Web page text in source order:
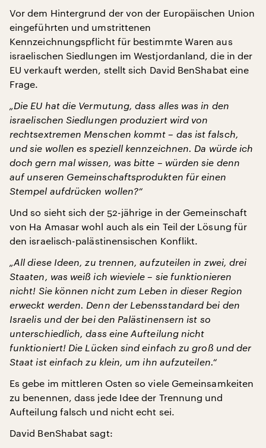
Vor dem Hintergrund der von der Europäischen Union
eingeführten und umstrittenen
Kennzeichnungspflicht für bestimmte Waren aus
israelischen Siedlungen im Westjordanland, die in der
EU verkauft werden, stellt sich David BenShabat eine
Frage.
„Die EU hat die Vermutung, dass alles was in den
israelischen Siedlungen produziert wird von
rechtsextremen Menschen kommt – das ist falsch,
und sie wollen es speziell kennzeichnen. Da würde ich
doch gern mal wissen, was bitte – würden sie denn
auf unseren Gemeinschaftsprodukten für einen
Stempel aufdrücken wollen?“
Und so sieht sich der 52-jährige in der Gemeinschaft
von Ha Amasar wohl auch als ein Teil der Lösung für
den israelisch-palästinensischen Konflikt.
„All diese Ideen, zu trennen, aufzuteilen in zwei, drei
Staaten, was weiß ich wieviele – sie funktionieren
nicht! Sie können nicht zum Leben in dieser Region
erweckt werden. Denn der Lebensstandard bei den
Israelis und der bei den Palästinensern ist so
unterschiedlich, dass eine Aufteilung nicht
funktioniert! Die Lücken sind einfach zu groß und der
Staat ist einfach zu klein, um ihn aufzuteilen.“
Es gebe im mittleren Osten so viele Gemeinsamkeiten
zu benennen, dass jede Idee der Trennung und
Aufteilung falsch und nicht echt sei.
David BenShabat sagt: